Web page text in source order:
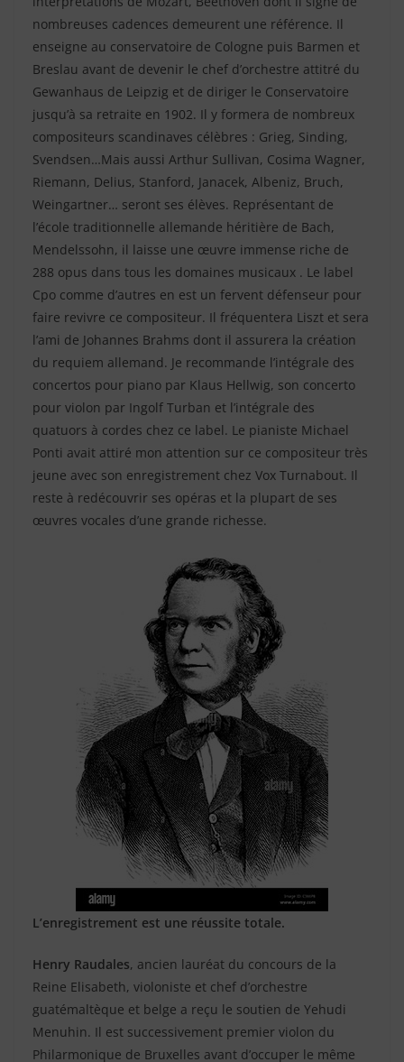
nombreuses cadences demeurent une référence. Il
enseigne au conservatoire de Cologne puis Barmen et
Breslau avant de devenir le chef d’orchestre attitré du
Gewanhaus de Leipzig et de diriger le Conservatoire
jusqu’à sa retraite en 1902. Il y formera de nombreux
compositeurs scandinaves célèbres : Grieg, Sinding,
Svendsen…Mais aussi Arthur Sullivan, Cosima Wagner,
Riemann, Delius, Stanford, Janacek, Albeniz, Bruch,
Weingartner… seront ses élèves. Représentant de
l’école traditionnelle allemande héritière de Bach,
Mendelssohn, il laisse une œuvre immense riche de
288 opus dans tous les domaines musicaux . Le label
Cpo comme d’autres en est un fervent défenseur pour
faire revivre ce compositeur. Il fréquentera Liszt et sera
l’ami de Johannes Brahms dont il assurera la création
du requiem allemand. Je recommande l’intégrale des
concertos pour piano par Klaus Hellwig, son concerto
pour violon par Ingolf Turban et l’intégrale des
quatuors à cordes chez ce label. Le pianiste Michael
Ponti avait attiré mon attention sur ce compositeur très
jeune avec son enregistrement chez Vox Turnabout. Il
reste à redécouvrir ses opéras et la plupart de ses
œuvres vocales d’une grande richesse.
L’enregistrement est une réussite totale.
Henry Raudales, ancien lauréat du concours de la
Reine Elisabeth, violoniste et chef d’orchestre
guatémaltèque et belge a reçu le soutien de Yehudi
Menuhin. Il est successivement premier violon du
Philarmonique de Bruxelles avant d’occuper le même